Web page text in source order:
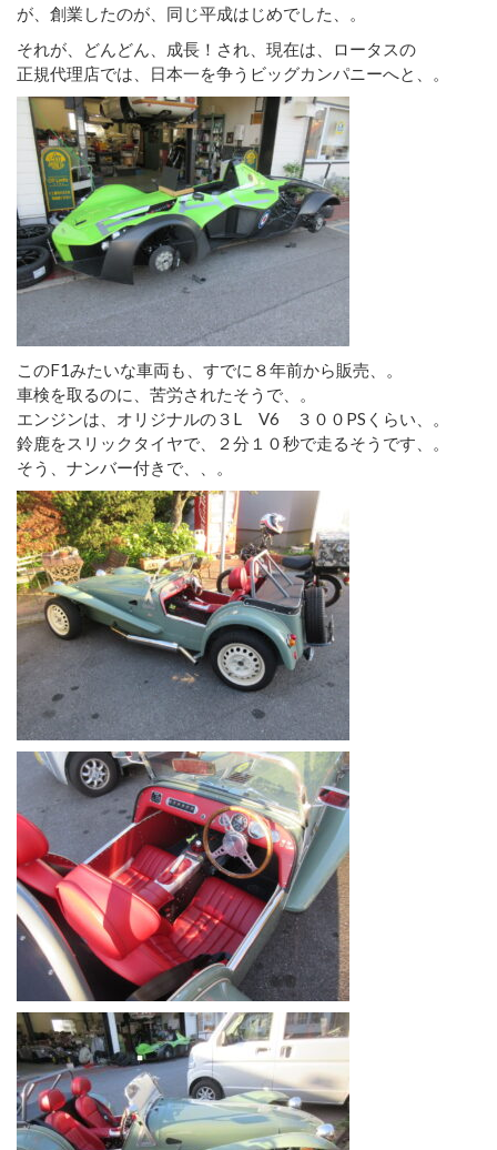
が、創業したのが、同じ平成はじめでした、。
それが、どんどん、成長！され、現在は、ロータスの
正規代理店では、日本一を争うビッグカンパニーへと、。
このF1みたいな車両も、すでに８年前から販売、。
車検を取るのに、苦労されたそうで、。
エンジンは、オリジナルの３L V6 ３００PSくらい、。
鈴鹿をスリックタイヤで、２分１０秒で走るそうです、。
そう、ナンバー付きで、、。